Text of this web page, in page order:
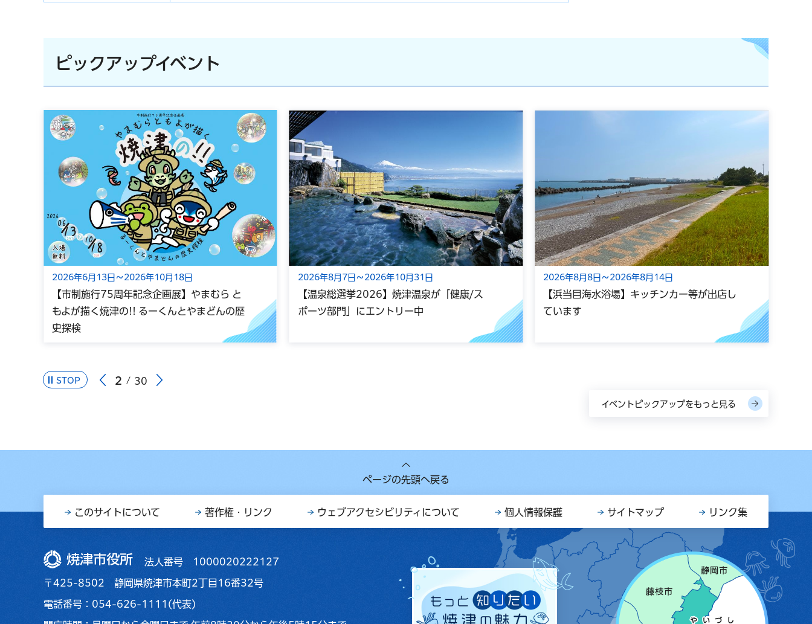
ピックアップイベント
STOP 2 30
2026年6月13日～2026年10月18日
【市制施行75周年記念企画展】やまむら と
もよが描く焼津の!! るーくんとやまどんの歴
史探検
2026年8月7日～2026年10月31日
【温泉総選挙2026】焼津温泉が「健康/ス
ポーツ部門」にエントリー中
2026年8月8日～2026年8月14日
【浜当目海水浴場】キッチンカー等が出店し
ています
イベントピックアップをもっと見る
ページの先頭へ戻る
このサイトについて 著作権・リンク ウェブアクセシビリティについて 個人情報保護 サイトマップ リンク集
焼津市役所 法人番号 1000020222127
〒425-8502 静岡県焼津市本町2丁目16番32号
電話番号：054-626-1111(代表)